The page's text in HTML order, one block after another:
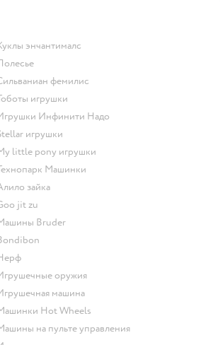
Куклы энчантималс
Полесье
Сильваниан фемилис
Тоботы игрушки
Игрушки Инфинити Надо
Stellar игрушки
my little pony игрушки
Технопарк Машинки
Алило зайка
Goo jit zu
Машины Bruder
Bondibon
Нерф
Игрушечные оружия
Игрушечная машина
Машинки Hot Wheels
Машины на пульте управления